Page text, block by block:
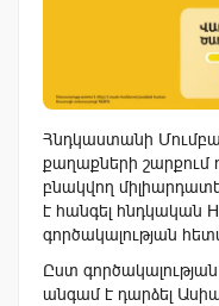
Հնդկաստանի
քաղաքների
բնակվող
է հանգել հնդկական
գործակալության
Ըստ
անգամ է դարձել